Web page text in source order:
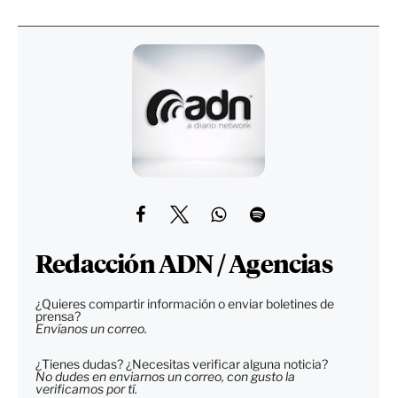
Redacción ADN / Agencias
¿Quieres compartir información o enviar boletines de
prensa?
Envíanos un correo.
¿Tienes dudas? ¿Necesitas verificar alguna noticia?
No dudes en enviarnos un correo, con gusto la
verificamos por tí.